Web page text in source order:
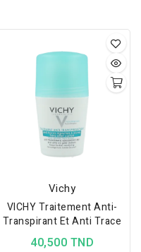
Vichy
VICHY Traitement Anti-
Transpirant Et Anti Trace
40,500 TND